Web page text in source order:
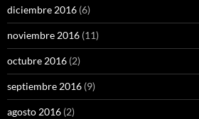
diciembre 2016 (6)
noviembre 2016 (11)
octubre 2016 (2)
septiembre 2016 (9)
agosto 2016 (2)